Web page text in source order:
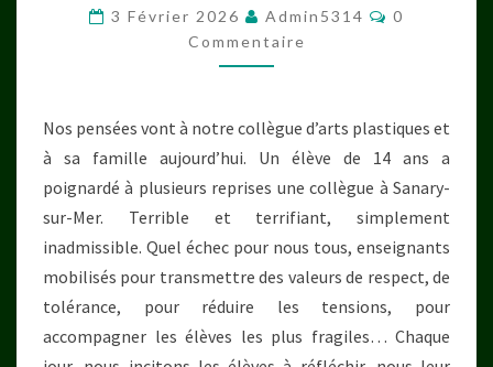
3 Février 2026 Admin5314
0
Commentaire
Nos pensées vont à notre collègue d’arts plastiques et
à sa famille aujourd’hui. Un élève de 14 ans a
poignardé à plusieurs reprises une collègue à Sanary-
sur-Mer. Terrible et terrifiant, simplement
inadmissible. Quel échec pour nous tous, enseignants
mobilisés pour transmettre des valeurs de respect, de
tolérance, pour réduire les tensions, pour
accompagner les élèves les plus fragiles… Chaque